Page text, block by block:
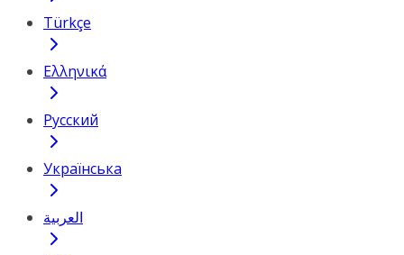
Türkçe
Ελληνικά
Русский
Українська
العربية